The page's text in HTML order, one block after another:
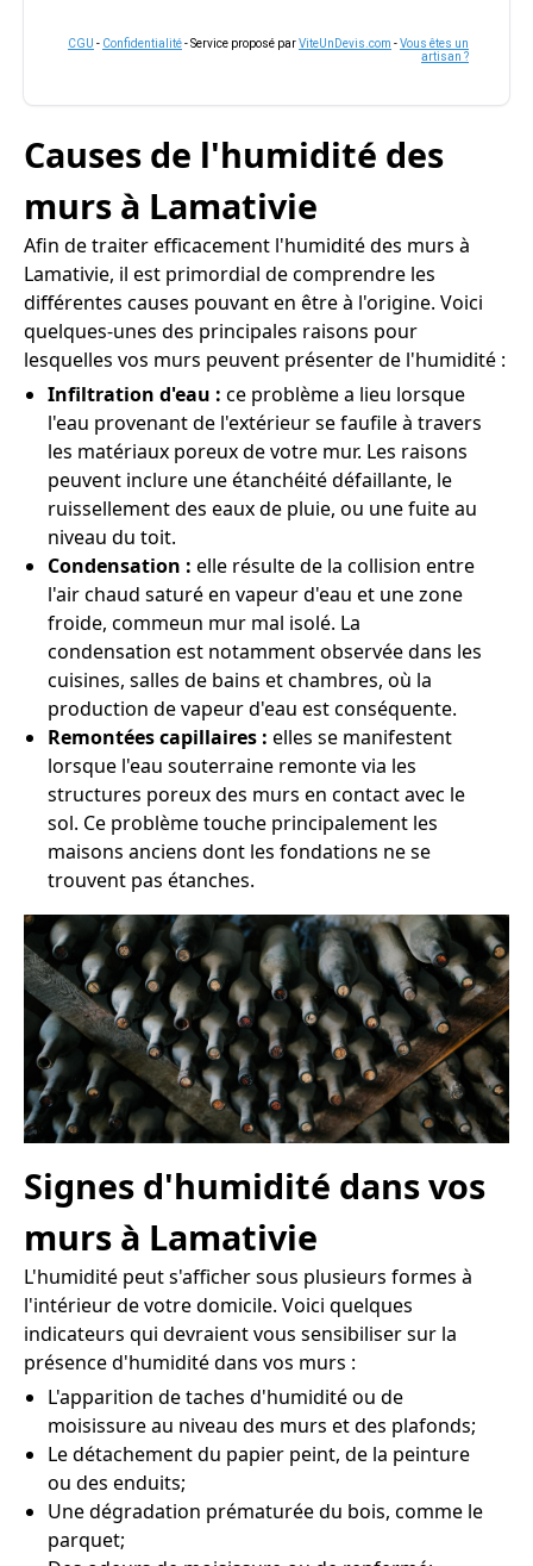
CGU - Confidentialité- Service proposé parViteUnDevis.com -Vous êtes un
artisan ?
Causes de l'humidité des
murs à Lamativie
Afin de traiter efficacement l'humidité des murs à
Lamativie, il est primordial de comprendre les
différentes causes pouvant en être à l'origine. Voici
quelques-unes des principales raisons pour
lesquelles vos murs peuvent présenter de l'humidité :
Infiltration d'eau : ce problème a lieu lorsque
l'eau provenant de l'extérieur se faufile à travers
les matériaux poreux de votre mur. Les raisons
peuvent inclure une étanchéité défaillante, le
ruissellement des eaux de pluie, ou une fuite au
niveau du toit.
Condensation : elle résulte de la collision entre
l'air chaud saturé en vapeur d'eau et une zone
froide, commeun mur mal isolé. La
condensation est notamment observée dans les
cuisines, salles de bains et chambres, où la
production de vapeur d'eau est conséquente.
Remontées capillaires : elles se manifestent
lorsque l'eau souterraine remonte via les
structures poreux des murs en contact avec le
sol. Ce problème touche principalement les
maisons anciens dont les fondations ne se
trouvent pas étanches.
Signes d'humidité dans vos
murs à Lamativie
L'humidité peut s'afficher sous plusieurs formes à
l'intérieur de votre domicile. Voici quelques
indicateurs qui devraient vous sensibiliser sur la
présence d'humidité dans vos murs :
L'apparition de taches d'humidité ou de
moisissure au niveau des murs et des plafonds;
Le détachement du papier peint, de la peinture
ou des enduits;
Une dégradation prématurée du bois, comme le
parquet;